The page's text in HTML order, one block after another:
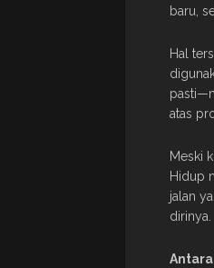
baru,
Hal
atas
Meski
Hidup
jalan
dirinya.